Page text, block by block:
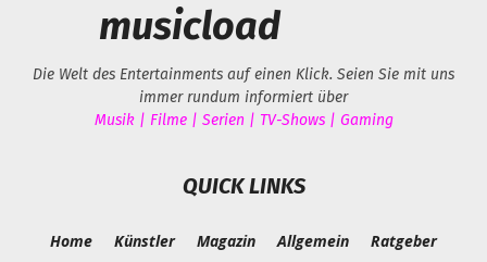
musicload
Die Welt des Entertainments auf einen Klick. Seien Sie mit uns
immer rundum informiert über
Musik | Filme | Serien | TV-Shows | Gaming
QUICK LINKS
Home Künstler Magazin Allgemein Ratgeber